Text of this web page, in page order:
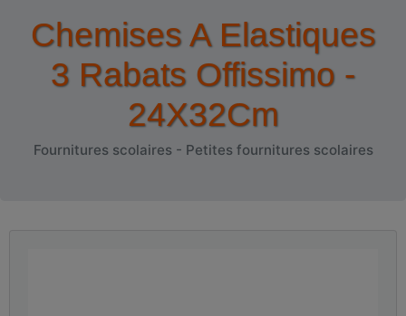
Chemises A Elastiques
3 Rabats Offissimo -
24X32Cm
Fournitures scolaires - Petites fournitures scolaires